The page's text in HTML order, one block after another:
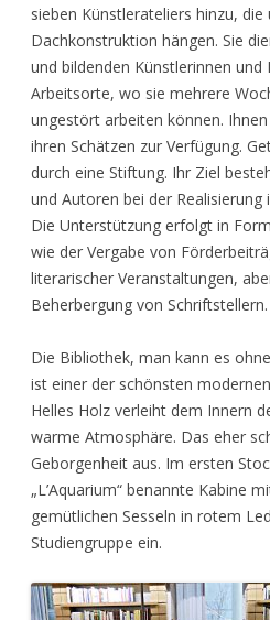
sieben Künstlerateliers hinzu,
Dachkonstruktion hängen. Sie
und bildenden Künstlerinnen
Arbeitsorte, wo sie mehrere
ungestört arbeiten können.
ihren Schätzen zur Verfügung.
durch eine Stiftung. Ihr Ziel
und Autoren bei der
Die Unterstützung erfolgt in
wie der Vergabe von
literarischer Veranstaltungen,
Beherbergung von Schriftstellern.
Die Bibliothek, man kann es
ist einer der schönsten
Helles Holz verleiht dem Innern
warme Atmosphäre. Das eher
Geborgenheit aus. Im ersten
„L’Aquarium“ benannte Kabine
gemütlichen Sesseln in rotem
Studiengruppe ein.